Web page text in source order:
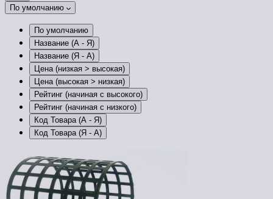
По умолчанию
По умолчанию
Название (А - Я)
Название (Я - А)
Цена (низкая > высокая)
Цена (высокая > низкая)
Рейтинг (начиная с высокого)
Рейтинг (начиная с низкого)
Код Товара (А - Я)
Код Товара (Я - А)